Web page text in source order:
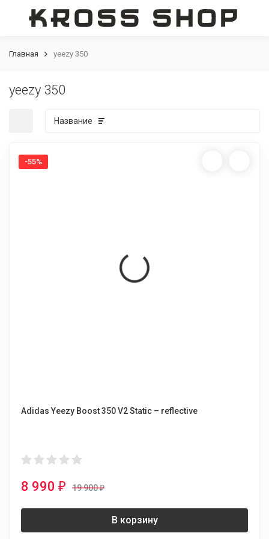
Главная yeezy 350
yeezy 350
Название
-55%
Adidas Yeezy Boost 350 V2 Static – reflective
8 990 ₽ 19 900₽
В корзину